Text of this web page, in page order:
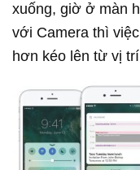
xuống, giờ ở màn
với Camera thì
hơn kéo lên từ vị